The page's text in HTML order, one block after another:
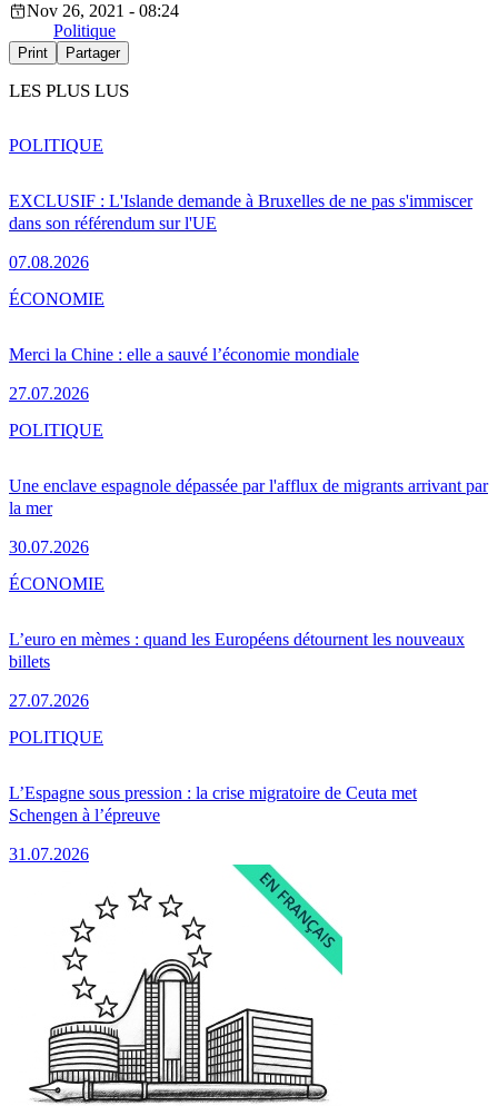
Nov 26, 2021 - 08:24
Politique
Print Partager
LES PLUS LUS
EXCLUSIF : L'Islande demande à Bruxelles de ne pas s'immiscer
dans son référendum sur l'UE
07.08.2026
POLITIQUE
Merci la Chine : elle a sauvé l’économie mondiale
27.07.2026
ÉCONOMIE
Une enclave espagnole dépassée par l'afflux de migrants arrivant par
la mer
30.07.2026
POLITIQUE
L’euro en mèmes : quand les Européens détournent les nouveaux
billets
27.07.2026
ÉCONOMIE
L’Espagne sous pression : la crise migratoire de Ceuta met
Schengen à l’épreuve
31.07.2026
POLITIQUE